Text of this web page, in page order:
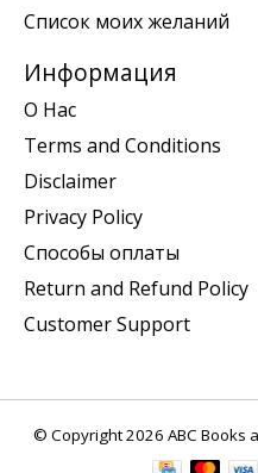
Список моих желаний
Информация
О Нас
Terms and Conditions
Disclaimer
Privacy Policy
Способы оплаты
Return and Refund Policy
Customer Support
© Copyright 2026 ABC Books